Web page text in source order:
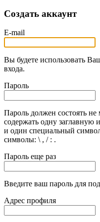
Создать аккаунт
E-mail
Вы будете использовать
входа.
Пароль
Пароль должен состоять
содержать одну заглавную
и один специальный
символы: \ , / : .
Пароль еще раз
Введите ваш пароль для
Адрес профиля